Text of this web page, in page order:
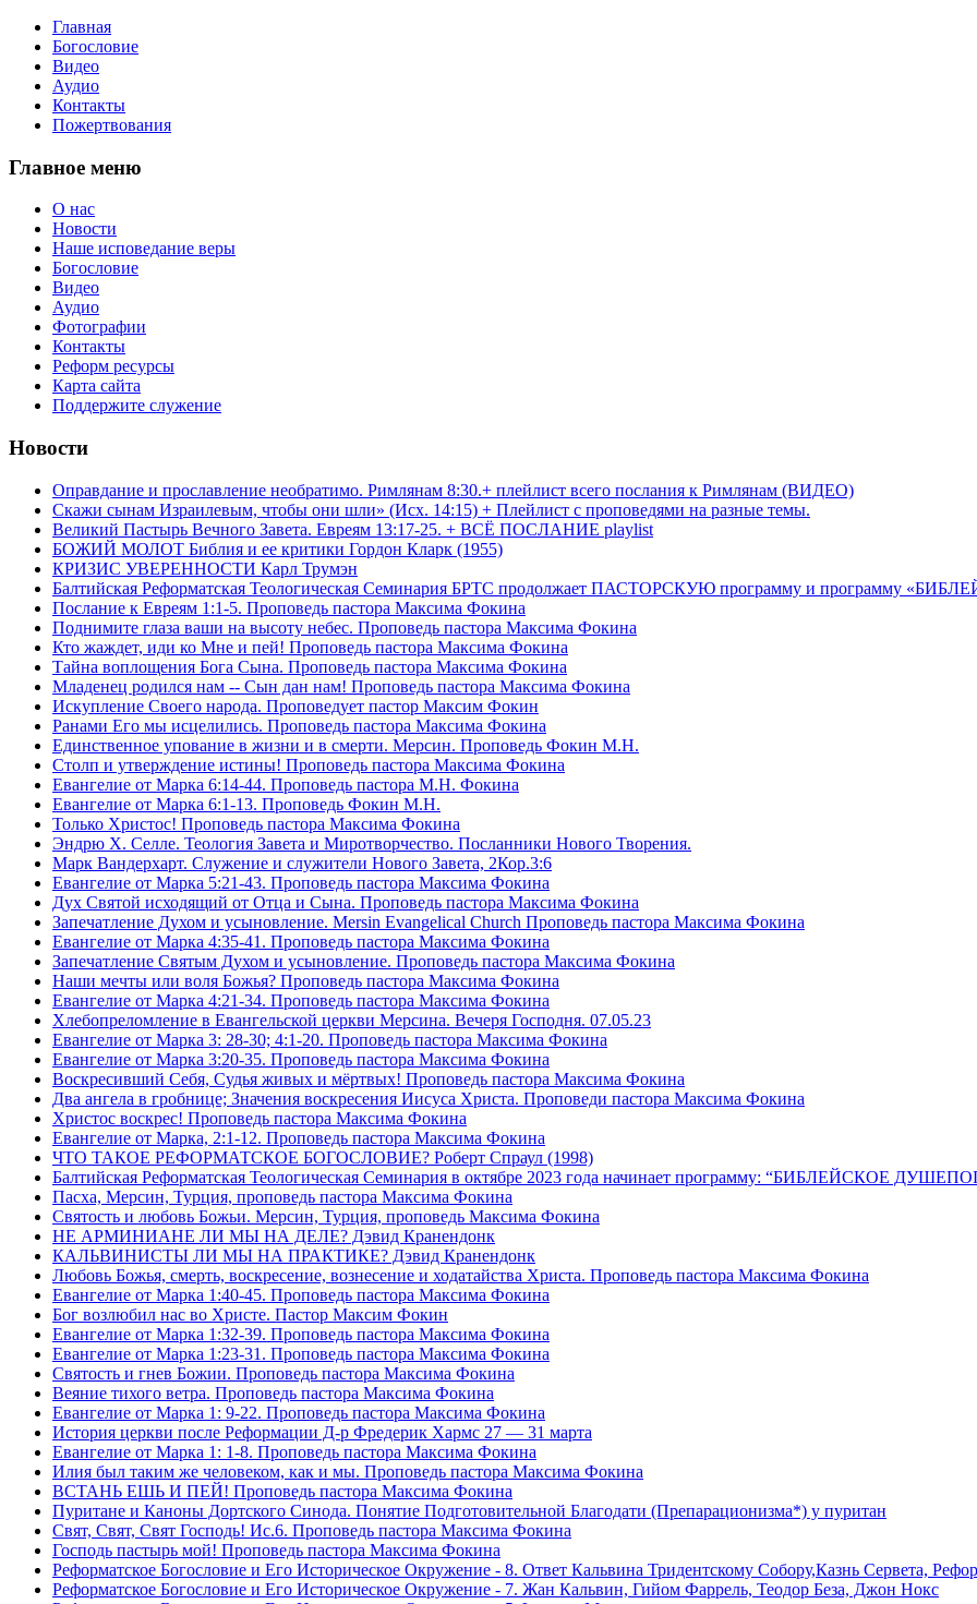
Главная
Богословие
Видео
Аудио
Контакты
Пожертвования
Главное меню
О нас
Новости
Наше исповедание веры
Богословие
Видео
Аудио
Фотографии
Контакты
Реформ ресурсы
Карта сайта
Поддержите служение
Новости
Оправдание и прославление необратимо. Римлянам 8:30.+ плейлист всего послания к Римлянам (ВИДЕО)
Скажи сынам Израилевым, чтобы они шли» (Исх. 14:15) + Плейлист с проповедями на разные темы.
Великий Пастырь Вечного Завета. Евреям 13:17-25. + ВСЁ ПОСЛАНИЕ playlist
БОЖИЙ МОЛОТ Библия и ее критики Гордон Кларк (1955)
КРИЗИС УВЕРЕННОСТИ Карл Трумэн
Балтийская Реформатская Теологическая Семинария БРТС продолжает ПАСТОРСКУЮ программу и программу
Послание к Евреям 1:1-5. Проповедь пастора Максима Фокина
Поднимите глаза ваши на высоту небес. Проповедь пастора Максима Фокина
Кто жаждет, иди ко Мне и пей! Проповедь пастора Максима Фокина
Тайна воплощения Бога Сына. Проповедь пастора Максима Фокина
Младенец родился нам -- Сын дан нам! Проповедь пастора Максима Фокина
Искупление Своего народа. Проповедует пастор Максим Фокин
Ранами Его мы исцелились. Проповедь пастора Максима Фокина
Единственное упование в жизни и в смерти. Мерсин. Проповедь Фокин М.Н.
Столп и утверждение истины! Проповедь пастора Максима Фокина
Евангелие от Марка 6:14-44. Проповедь пастора М.Н. Фокина
Евангелие от Марка 6:1-13. Проповедь Фокин М.Н.
Только Христос! Проповедь пастора Максима Фокина
Эндрю Х. Селле. Теология Завета и Миротворчество. Посланники Нового Творения.
Марк Вандерхарт. Служение и служители Нового Завета, 2Кор.3:6
Евангелие от Марка 5:21-43. Проповедь пастора Максима Фокина
Дух Святой исходящий от Отца и Сына. Проповедь пастора Максима Фокина
Запечатление Духом и усыновление. Mersin Evangelical Church Проповедь пастора Максима Фокина
Евангелие от Марка 4:35-41. Проповедь пастора Максима Фокина
Запечатление Святым Духом и усыновление. Проповедь пастора Максима Фокина
Наши мечты или воля Божья? Проповедь пастора Максима Фокина
Евангелие от Марка 4:21-34. Проповедь пастора Максима Фокина
Хлебопреломление в Евангельской церкви Мерсина. Вечеря Господня. 07.05.23
Евангелие от Марка 3: 28-30; 4:1-20. Проповедь пастора Максима Фокина
Евангелие от Марка 3:20-35. Проповедь пастора Максима Фокина
Воскресивший Себя, Судья живых и мëртвых! Проповедь пастора Максима Фокина
Два ангела в гробнице; Значения воскресения Иисуса Христа. Проповеди пастора Максима Фокина
Христос воскрес! Проповедь пастора Максима Фокина
Евангелие от Марка, 2:1-12. Проповедь пастора Максима Фокина
ЧТО ТАКОЕ РЕФОРМАТСКОЕ БОГОСЛОВИЕ? Роберт Спраул (1998)
Балтийская Реформатская Теологическая Семинария в октябре 2023 года начинает программу: “БИБЛЕЙСКОЕ
Пасха, Мерсин, Турция, проповедь пастора Максима Фокина
Святость и любовь Божьи. Мерсин, Турция, проповедь Максима Фокина
НЕ АРМИНИАНЕ ЛИ МЫ НА ДЕЛЕ? Дэвид Кранендонк
КАЛЬВИНИСТЫ ЛИ МЫ НА ПРАКТИКЕ? Дэвид Кранендонк
Любовь Божья, смерть, воскресение, вознесение и ходатайства Христа. Проповедь пастора Максима Фокина
Евангелие от Марка 1:40-45. Проповедь пастора Максима Фокина
Бог возлюбил нас во Христе. Пастор Максим Фокин
Евангелие от Марка 1:32-39. Проповедь пастора Максима Фокина
Евангелие от Марка 1:23-31. Проповедь пастора Максима Фокина
Святость и гнев Божии. Проповедь пастора Максима Фокина
Веяние тихого ветра. Проповедь пастора Максима Фокина
Евангелие от Марка 1: 9-22. Проповедь пастора Максима Фокина
История церкви после Реформации Д-р Фредерик Хармс 27 — 31 марта
Евангелие от Марка 1: 1-8. Проповедь пастора Максима Фокина
Илия был таким же человеком, как и мы. Проповедь пастора Максима Фокина
ВСТАНЬ ЕШЬ И ПЕЙ! Проповедь пастора Максима Фокина
Пуритане и Каноны Дортского Синода. Понятие Подготовительной Благодати (Препарационизма*) у пуритан
Свят, Свят, Свят Господь! Ис.6. Проповедь пастора Максима Фокина
Господь пастырь мой! Проповедь пастора Максима Фокина
Реформатское Богословие и Его Историческое Окружение - 8. Ответ Кальвина Тридентскому Собору,Казнь Сервета,
Реформатское Богословие и Его Историческое Окружение - 7. Жан Кальвин, Гийом Фаррель, Теодор Беза, Джон Нокс